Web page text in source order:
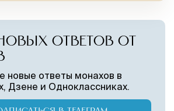
ОТВЕТОВ ОТ
новые ответы монахов в
Дзене и Одноклассниках.